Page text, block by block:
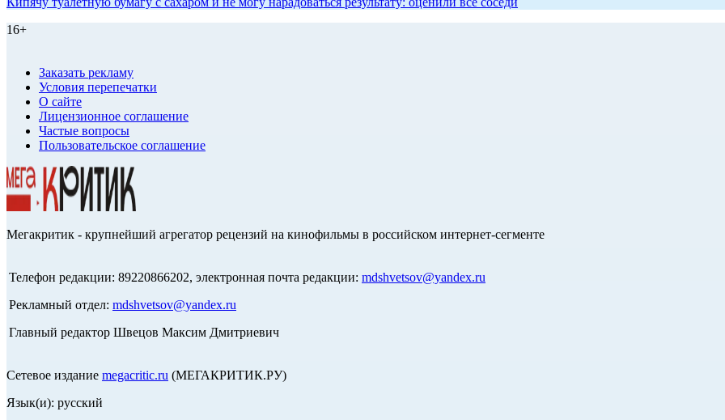
16+
Заказать рекламу
Условия перепечатки
О сайте
Лицензионное соглашение
Частые вопросы
Пользовательское соглашение
Мегакритик - крупнейший агрегатор рецензий на кинофильмы в российском интернет-сегменте
Телефон редакции: 89220866202, электронная почта редакции: mdshvetsov@yandex.ru
Рекламный отдел: mdshvetsov@yandex.ru
Главный редактор Швецов Максим Дмитриевич
Сетевое издание megacritic.ru (МЕГАКРИТИК.РУ)
Язык(и): русский